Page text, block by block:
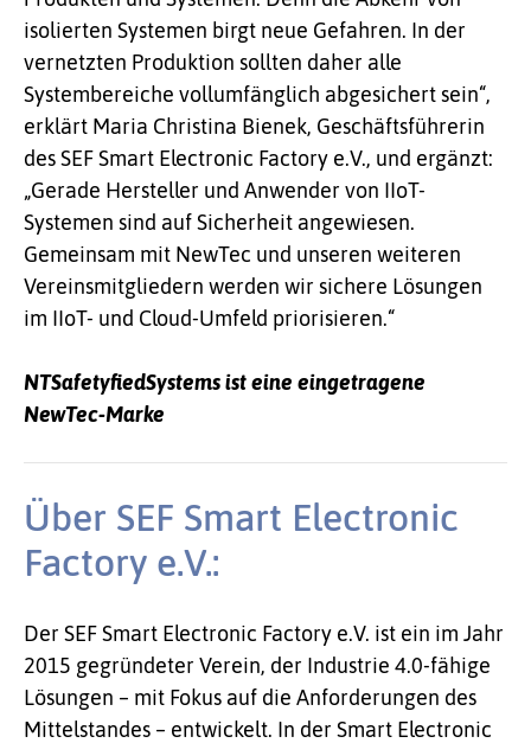
isolierten Systemen birgt neue Gefahren. In der
vernetzten Produktion sollten daher alle
Systembereiche vollumfänglich abgesichert sein“,
erklärt Maria Christina Bienek, Geschäftsführerin
des SEF Smart Electronic Factory e.V., und ergänzt:
„Gerade Hersteller und Anwender von IIoT-
Systemen sind auf Sicherheit angewiesen.
Gemeinsam mit NewTec und unseren weiteren
Vereinsmitgliedern werden wir sichere Lösungen
im IIoT- und Cloud-Umfeld priorisieren.“
NTSafetyfiedSystems ist eine eingetragene
NewTec-Marke
Über SEF Smart Electronic
Factory e.V.:
Der SEF Smart Electronic Factory e.V. ist ein im Jahr
2015 gegründeter Verein, der Industrie 4.0-fähige
Lösungen – mit Fokus auf die Anforderungen des
Mittelstandes – entwickelt. In der Smart Electronic